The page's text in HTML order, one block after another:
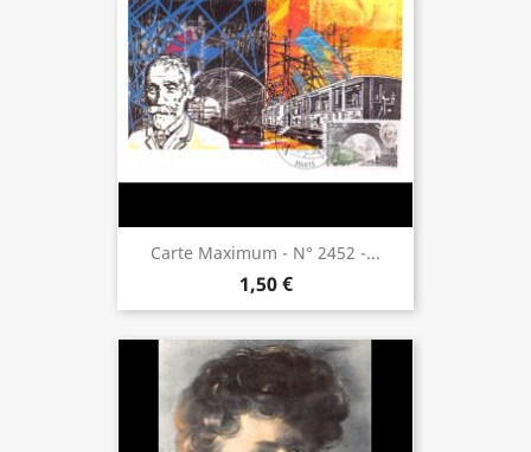
Carte Maximum - N° 2452 -...
1,50 €